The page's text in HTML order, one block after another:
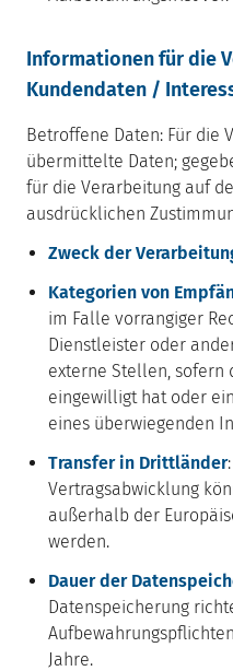
Informationen für die
Kundendaten /
Betroffene Daten: Für die
übermittelte Daten;
für die Verarbeitung auf
ausdrücklichen
Zweck der
Kategorien von
im Falle vorrangiger
Dienstleister oder
externe Stellen, sofern
eingewilligt hat oder
eines überwiegenden
Transfer in Drittländer
Vertragsabwicklung
außerhalb der
werden.
Dauer der
Datenspeicherung
Jahre.